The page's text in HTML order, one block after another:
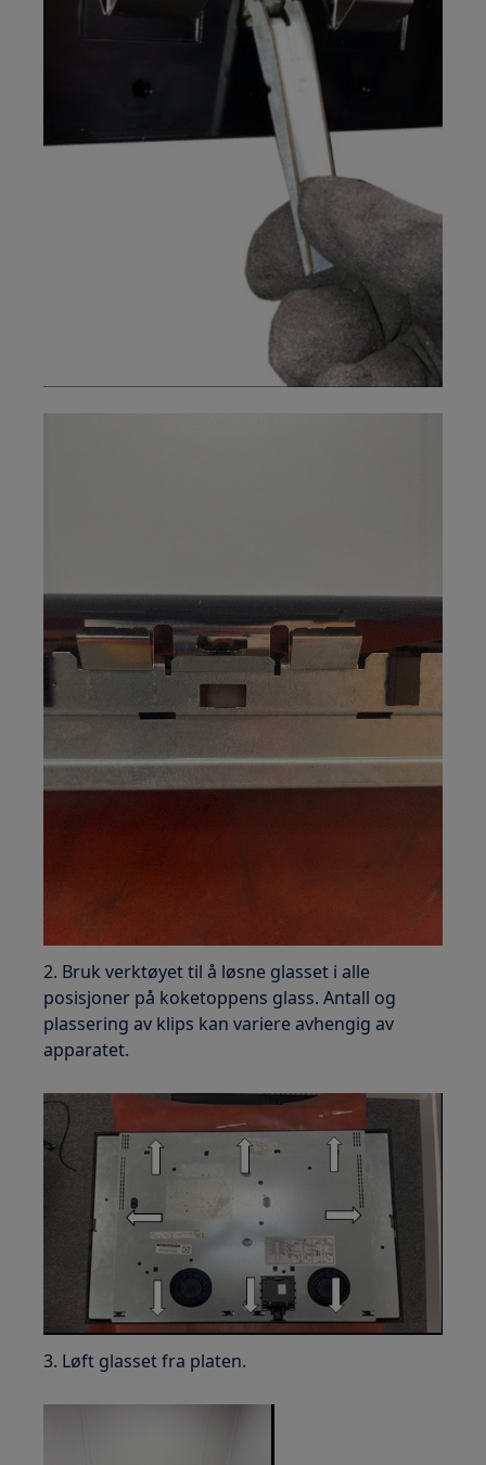
2. Bruk verktøyet til å løsne glasset i alle
posisjoner på koketoppens glass. Antall og
plassering av klips kan variere avhengig av
apparatet.
3. Løft glasset fra platen.